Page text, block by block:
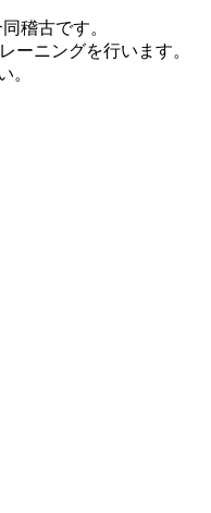
稽古です。
ーニングを行います。
。